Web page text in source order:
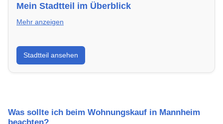
Mein Stadtteil im Überblick
Mehr anzeigen
Erfahre mehr über deinen Stadtteil in Mannheim:
Lebensqualität, Verkehrsanbindung, Schulen,
Freizeitmöglichkeiten und Mietpreise.
Stadtteil ansehen
Was sollte ich beim Wohnungskauf in Mannheim
beachten?